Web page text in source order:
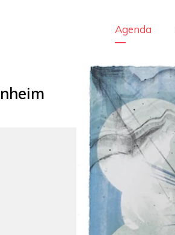
Agenda